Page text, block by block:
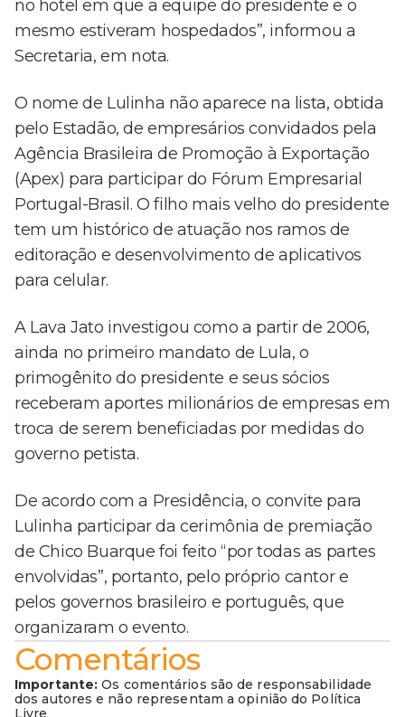
no hotel em que a equipe do presidente e o
mesmo estiveram hospedados”, informou a
Secretaria, em nota.
O nome de Lulinha não aparece na lista, obtida
pelo Estadão, de empresários convidados pela
Agência Brasileira de Promoção à Exportação
(Apex) para participar do Fórum Empresarial
Portugal-Brasil. O filho mais velho do presidente
tem um histórico de atuação nos ramos de
editoração e desenvolvimento de aplicativos
para celular.
A Lava Jato investigou como a partir de 2006,
ainda no primeiro mandato de Lula, o
primogênito do presidente e seus sócios
receberam aportes milionários de empresas em
troca de serem beneficiadas por medidas do
governo petista.
De acordo com a Presidência, o convite para
Lulinha participar da cerimônia de premiação
de Chico Buarque foi feito “por todas as partes
envolvidas”, portanto, pelo próprio cantor e
pelos governos brasileiro e português, que
organizaram o evento.
Comentários
Importante: Os comentários são de responsabilidade
dos autores e não representam a opinião do Política